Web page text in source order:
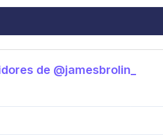
de @jamesbrolin_